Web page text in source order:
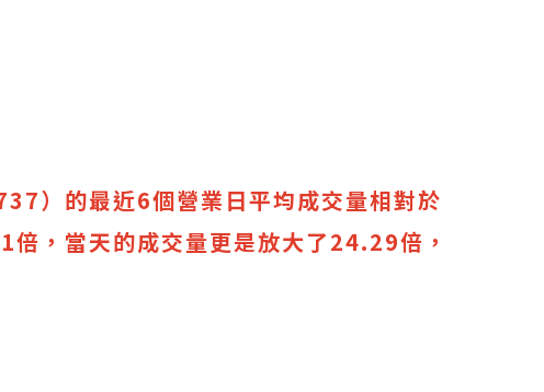
）的最近6個營業日平均成交量相對於
，當天的成交量更是放大了24.29倍，